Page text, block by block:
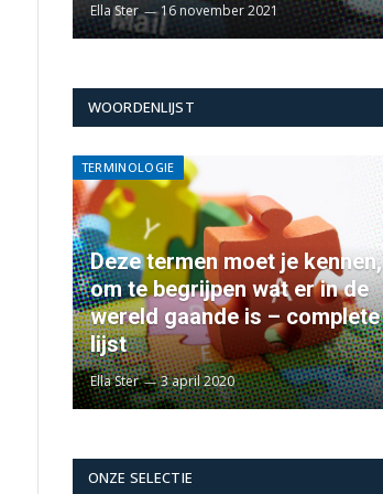
Ella Ster 16 november 2021
WOORDENLIJST
TERMINOLOGIE
Deze termen moet je kennen,
om te begrijpen wat er in de
wereld gaande is – complete
lijst
Ella Ster 3 april 2020
ONZE SELECTIE